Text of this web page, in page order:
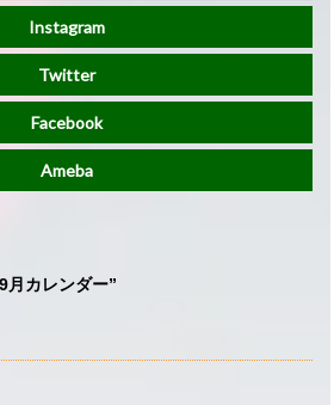
Instagram
Twitter
Facebook
Ameba